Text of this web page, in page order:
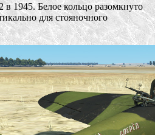
Белое кольцо разомкнуто
для стояночного